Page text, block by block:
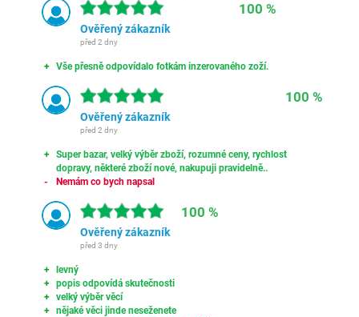
100 %
Ověřený zákazník
před 2 dny
Vše přesně odpovídalo fotkám inzerovaného zoží.
100 %
Ověřený zákazník
před 2 dny
Super bazar, velký výběr zboží, rozumné ceny, rychlost
dopravy, některé zboží nové, nakupuji pravidelně..
Nemám co bych napsal
100 %
Ověřený zákazník
před 3 dny
levný
popis odpovídá skutečnosti
velký výběr věcí
nějaké věci jinde neseženete